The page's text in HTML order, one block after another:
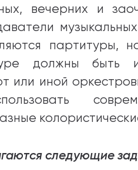
вечерних и
партитуры,
должны быть
или иной
следующие